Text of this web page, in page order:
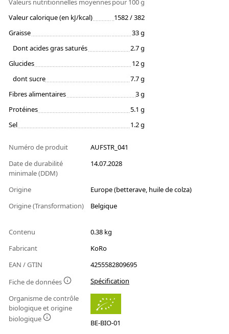
Valeurs nutritionnelles moyennespour 100 g
Valeur calorique (en kJ/kcal)
1582 / 382
Graisse
33 g
Dont acides gras saturés
2.7 g
Glucides
12 g
dont sucre
7.7 g
Fibres alimentaires
3 g
Protéines
5.1 g
Sel
1.2 g
Numéro de produit
AUFSTR_041
Date de durabilité
minimale (DDM)
14.07.2028
Origine
Europe (betterave, huile de colza)
Origine (Transformation)
Belgique
Contenu
0.38 kg
Fabricant
KoRo
EAN / GTIN
4255582809695
Fiche de données
Spécification
Organisme de contrôle
biologique et origine
biologique
BE-BIO-01